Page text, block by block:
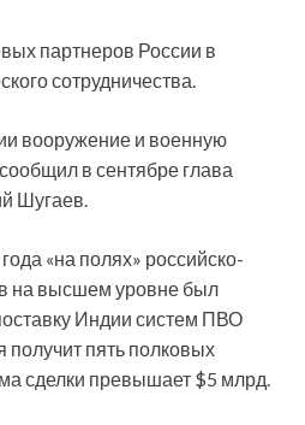
партнеров России в
сотрудничества.
вооружение и военную
в сентябре глава
Шугаев.
«на полях» российско-
на высшем уровне был
Индии систем ПВО
пять полковых
сделки превышает $5 млрд.